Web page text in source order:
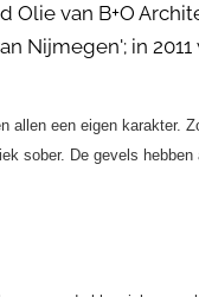
Olie van B+O
Nijmegen'; in
allen een eigen karakter.
sober. De gevels